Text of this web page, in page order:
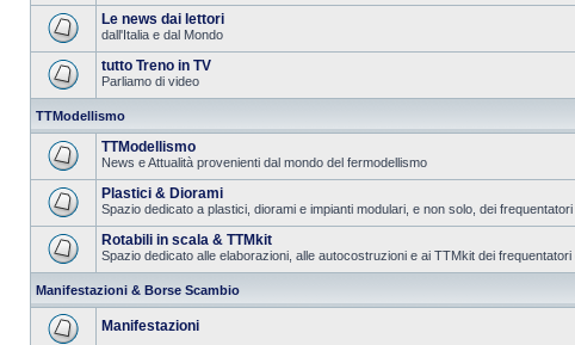
Le news dai lettori
dall'Italia e dal Mondo
tutto Treno in TV
Parliamo di video
TTModellismo
TTModellismo
News e Attualità provenienti dal mondo del fermodellismo
Plastici & Diorami
Spazio dedicato a plastici, diorami e impianti modulari, e non solo, dei
Rotabili in scala & TTMkit
Spazio dedicato alle elaborazioni, alle autocostruzioni e ai TTMkit dei frequentatori
Manifestazioni & Borse Scambio
Manifestazioni